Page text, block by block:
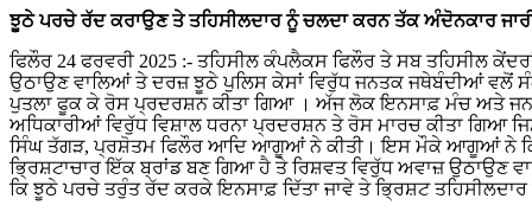
ਝੂਠੇ ਪਰਚੇ ਰੱਦ ਕਰਾਉਣ ਤੇ ਤਹਿਸੀਲਦਾਰ ਨੂੰ ਚਲਦਾ ਕਰਨ ਤੱਕ ਅੰਦੋਨਕਾਰ
ਫਿਲੌਰ 24 ਫਰਵਰੀ 2025 :- ਤਹਿਸੀਲ ਕੰਪਲੈਕਸ ਫਿਲੌਰ ਤੇ ਸਬ ਤਹਿਸੀਲ
ਉਠਾਉਣ ਵਾਲਿਆਂ ਤੇ ਦਰਜ਼ ਝੂਠੇ ਪੁਲਿਸ ਕੇਸਾਂ ਵਿਰੁੱਧ ਜਨਤਕ ਜਥੇਬੰਦੀਆਂ ਵਲੋਂ
ਪੁਤਲਾ ਫੂਕ ਕੇ ਰੋਸ ਪ੍ਰਦਰਸ਼ਨ ਕੀਤਾ ਗਿਆ । ਅੱਜ ਲੋਕ ਇਨਸਾਫ਼ ਮੰਚ ਅਤੇ
ਅਧਿਕਾਰੀਆਂ ਵਿਰੁੱਧ ਵਿਸ਼ਾਲ ਧਰਨਾ ਪ੍ਰਦਰਸ਼ਨ ਤੇ ਰੋਸ ਮਾਰਚ ਕੀਤਾ ਗਿਆ
ਸਿੰਘ ਤੱਗੜ, ਪ੍ਰਸ਼ੋਤਮ ਫਿਲੌਰ ਆਦਿ ਆਗੂਆਂ ਨੇ ਕੀਤੀ। ਇਸ ਮੌਕੇ ਆਗੂਆਂ ਨੇ
ਭ੍ਰਿਸ਼ਟਾਚਾਰ ਇੱਕ ਬ੍ਰਾਂਡ ਬਣ ਗਿਆ ਹੈ ਤੇ ਰਿਸ਼ਵਤ ਵਿਰੁੱਧ ਅਵਾਜ਼ ਉਠਾਉਣ
ਕਿ ਝੂਠੇ ਪਰਚੇ ਤਰੁੰਤ ਰੱਦ ਕਰਕੇ ਇਨਸਾਫ਼ ਦਿੱਤਾ ਜਾਵੇ ਤੇ ਭ੍ਰਿਸ਼ਟ